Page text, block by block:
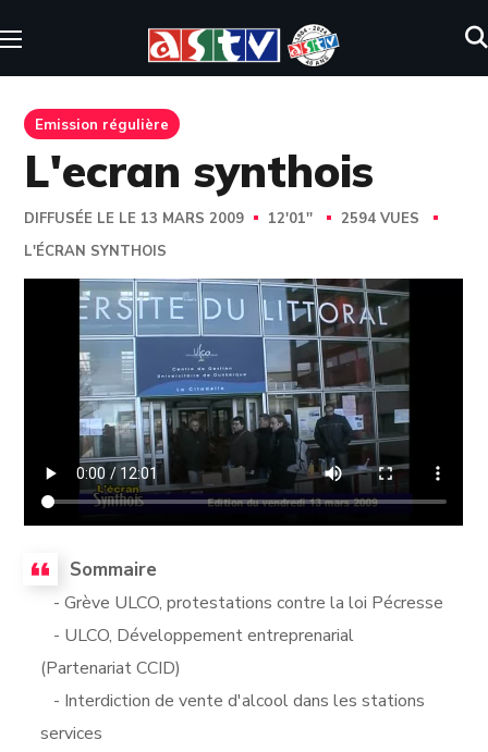
Emission régulière
L'ecran synthois
DIFFUSÉE LE LE 13 MARS 2009 12'01''
2594 VUES
L'ÉCRAN SYNTHOIS
Sommaire
- Grève ULCO, protestations contre la loi Pécresse
- ULCO, Développement entreprenarial
(Partenariat CCID)
- Interdiction de vente d'alcool dans les stations
services